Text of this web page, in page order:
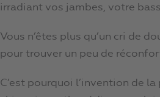
irradiant vos jambes, votre
Vous n’êtes plus qu’un cri de
pour trouver un peu de
C’est pourquoi l’invention de